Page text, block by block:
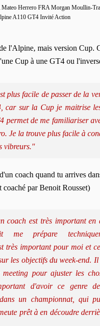
Mateo Herrero FRA Morgan Moullin-
A110 GT4 Invité Action
l'Alpine, mais version Cup.
Cup à une GT4 ou
plus facile de passer de la
car sur la Cup je maitrise
permet de me familiariser
Je la trouve plus facile à
vibreurs."
coach quand tu arrives
coaché par Benoit Rousset)
coach est très important en
me prépare
très important pour moi et
les objectifs du week-end.
pour ajuster les
d'avoir ce genre
un championnat, qui
prêt à en découdre